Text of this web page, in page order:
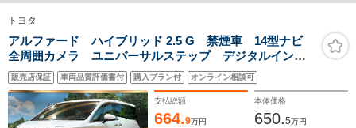
トヨタ
アルファード ハイブリッド 2.5 G 禁煙車 14型ナビ
全周囲カメラ ユニバーサルステップ デジタルインナ
ーミラー 両側パワスラ パワーバックドア シートヒ
ーター ブラインドスポットモニター 3眼LEDヘッド
純正18アルミ
販売店保証 車両品質評価書付 購入プラン付 オンライン相談可
支払総額
664.9万円
本体価格
650.5万円